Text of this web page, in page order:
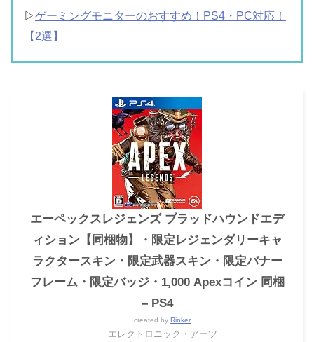
▷ゲーミングモニターのおすすめ！PS4・PC対応！
【2選】
エーペックスレジェンズ ブラッドハウンドエデ
ィション【同梱物】・限定レジェンダリーキャ
ラクタースキン・限定武器スキン・限定バナー
フレーム・限定バッジ・1,000 Apexコイン 同梱
– PS4
created by Rinker
エレクトロニック・アーツ